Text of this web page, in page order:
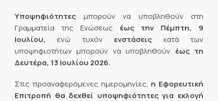
Υποψηφιότητες μπορούν να υποβληθούν στη
Γραμματεία της Ενώσεως έως την Πέμπτη, 9
Ιουλίου,ενώ τυχόνενστάσεις κατά των
υποψηφιοτήτων μπορούν να υποβληθούν έως τη
Δευτέρα, 13 Ιουλίου 2026.
Στις προαναφερόμενες ημερομηνίες, η Εφορευτική
Επιτροπή θα δεχθεί υποψηφιότητες για εκλογή